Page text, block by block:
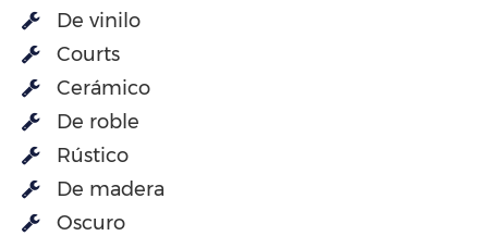
De vinilo
Courts
Cerámico
De roble
Rústico
De madera
Oscuro